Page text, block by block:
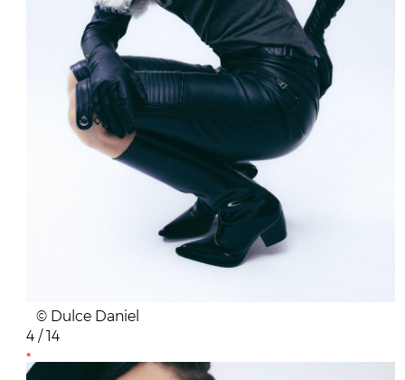
© Dulce Daniel
4 / 14